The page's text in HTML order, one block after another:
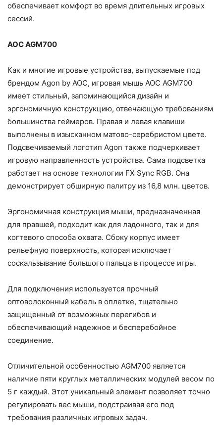
обеспечивает комфорт во время длительных игровых
сессий.
AOC AGM700
Как и многие игровые устройства, выпускаемые под
брендом Agon by AOC, игровая мышь AOC AGM700
имеет стильный, запоминающийся дизайн и
эргономичную конструкцию, отвечающую требованиям
большинства геймеров. Правая и левая клавиши
выполнены в изысканном матово-серебристом цвете.
Подсвечиваемый логотип Agon также подчеркивает
игровую направленность устройства. Сама подсветка
работает на основе технологии FX Sync RGB. Она
демонстрирует обширную палитру из 16,8 млн. цветов.
Эргономичная конструкция мыши, предназначенная
для правшей, подходит как для ладонного, так и для
когтевого способа охвата. Сбоку корпус имеет
рельефную поверхность, которая исключает
соскальзывание большого пальца в процессе игры.
Для подключения используется прочный
оптоволоконный кабель в оплетке, тщательно
защищенный от возможных перегибов и
обеспечивающий надежное и бесперебойное
соединение.
Отличительной особенностью AGM700 является
наличие пяти круглых металлических модулей весом по
5 г каждый. Этот уникальный элемент позволяет точно
регулировать вес мыши, подстраивая его под
требования различных игровых задач.